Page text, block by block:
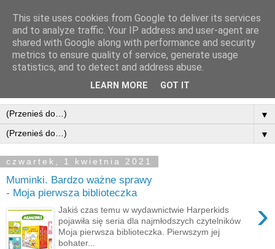
▼
▼
czwartek, 1 kwietnia 2021
Muminki. Bardzo ważne sprawy
- Moja pierwsza biblioteczka
›
Jakiś czas temu w wydawnictwie Harperkids
pojawiła się seria dla najmłodszych czytelników
Moja pierwsza biblioteczka. Pierwszym jej
bohater...
This site uses cookies from Google to deliver its services
and to analyze traffic. Your IP address and user-agent are
shared with Google along with performance and security
metrics to ensure quality of service, generate usage
statistics, and to detect and address abuse.
LEARN MORE GOT IT